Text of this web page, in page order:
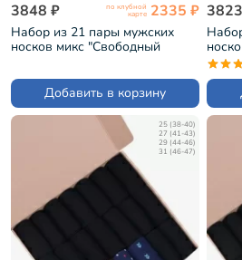
3848 ₽ по клубной
карте 2335 ₽
Набор из 21 пары мужских
носков микс "Свободный
Добавить в корзину
25 (38-40)
27 (41-43)
29 (44-46)
31 (46-47)